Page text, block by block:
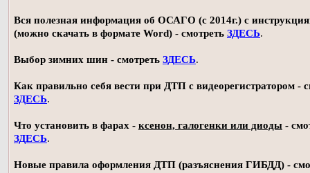
Вся полезная информация об ОСАГО (с 2014г.) с
(можно скачать в формате Word) - смотреть ЗДЕСЬ.
Выбор зимних шин - смотреть ЗДЕСЬ.
Как правильно себя вести при ДТП с видеорегистратором -
ЗДЕСЬ.
Что установить в фарах - ксенон, галогенки или диоды -
ЗДЕСЬ.
Новые правила оформления ДТП (разъяснения ГИБДД) -